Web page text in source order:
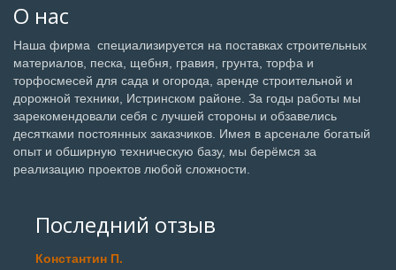
О нас
Наша фирма специализируется на поставках строительных
материалов, песка, щебня, гравия, грунта, торфа и
торфосмесей для сада и огорода, аренде строительной и
дорожной техники, Истринском районе. За годы работы мы
зарекомендовали себя с лучшей стороны и обзавелись
десятками постоянных заказчиков. Имея в арсенале богатый
опыт и обширную техническую базу, мы берёмся за
реализацию проектов любой сложности.
Последний отзыв
Константин П.